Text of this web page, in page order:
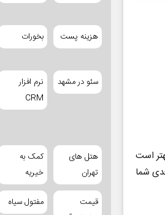
است
شما
هزینه پست بخورات
سئو در مشهد
نرم افزار
CRM
هتل های
تهران
کمک به
خیریه
قیمت
مفتول سیاه